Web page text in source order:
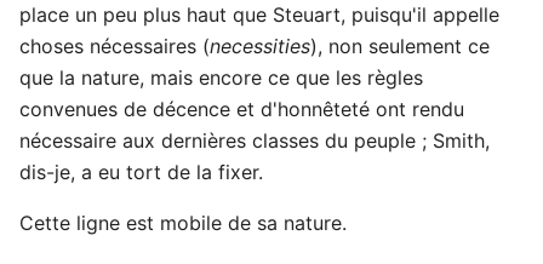
place un peu plus haut que Steuart, puisqu'il appelle
choses nécessaires (necessities), non seulement ce
que la nature, mais encore ce que les règles
convenues de décence et d'honnêteté ont rendu
nécessaire aux dernières classes du peuple ; Smith,
dis-je, a eu tort de la fixer.
Cette ligne est mobile de sa nature.